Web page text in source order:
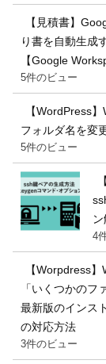
【見積書】
り書を自動生成
【Google
5件のビュー
【WordPress
フォルダ名を変
5件のビュー
4
【Worpdress
「いくつかのフ
最新版のインス
の対応方法
3件のビュー